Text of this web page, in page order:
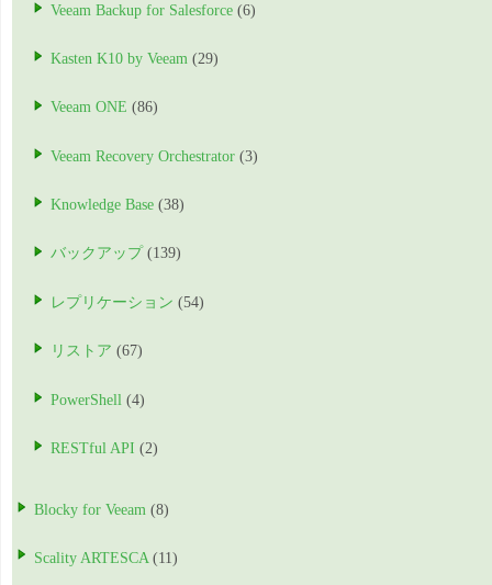
Veeam Backup for Salesforce (6)
Kasten K10 by Veeam (29)
Veeam ONE (86)
Veeam Recovery Orchestrator (3)
Knowledge Base (38)
バックアップ (139)
レプリケーション (54)
リストア (67)
PowerShell (4)
RESTful API (2)
Blocky for Veeam (8)
Scality ARTESCA (11)